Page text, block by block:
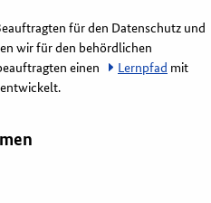
für den Datenschutz und
wir für den behördlichen
einen
Lernpfad mit